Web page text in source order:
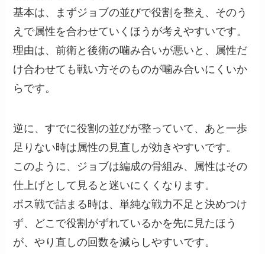
基本は、まずジョブの並びで役割を整え、そのう
えで属性を合わせていくほうが考えやすいです。
理由は、前衛と後衛の噛み合いが悪いと、属性だ
け合わせても戦い方そのものが噛み合いにくいか
らです。
逆に、すでに役割の並びが整っていて、あと一歩
足りない時は属性の見直しが効きやすいです。
このように、ジョブは編成の骨組み、属性はその
仕上げとして見ると迷いにくくなります。
ボス戦で詰まる時は、単純な戦力不足と決めつけ
ず、どこで役割がずれているかを先に見たほう
が、やり直しの回数を減らしやすいです。